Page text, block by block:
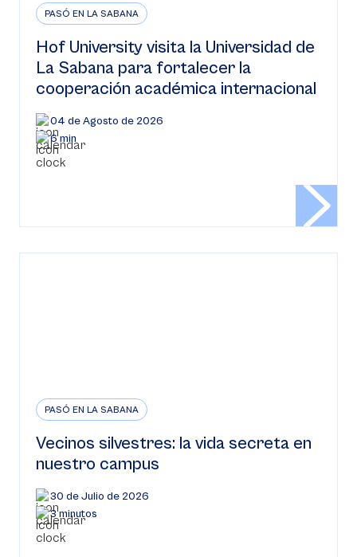
PASÓ EN LA SABANA
Hof University visita la Universidad de
La Sabana para fortalecer la
cooperación académica internacional
04 de Agosto de 2026
6 min
PASÓ EN LA SABANA
Vecinos silvestres: la vida secreta en
nuestro campus
30 de Julio de 2026
3 minutos